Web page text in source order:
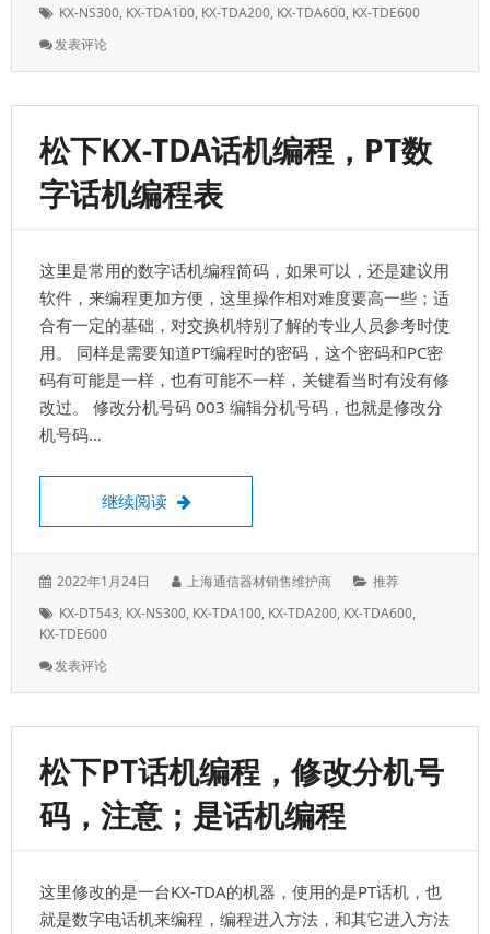
标
KX-NS300, KX-TDA100, KX-TDA200, KX-TDA600, KX-TDE600
发表评论: 松
话
换
机
更
换
更
换
掉
的
外
线
板
是
分
松下KX-TDA话机编程，PT数
字话机编程表
这里是常用的数字话机编程简码，如果可以，还是建议用
软件，来编程更加方便，这里操作相对难度要高一些；适
合有一定的基础，对交换机特别了解的专业人员参考时使
用。 同样是需要知道PT编程时的密码，这个密码和PC密
码有可能是一样，也有可能不一样，关键看当时有没有修
改过。 修改分机号码 003 编辑分机号码，也就是修改分
机号码…
继续阅读 松下KX-TDA话机编程，PT数字话机编程表
发
于：
2022年1月24日
作
上海通信器材销售维护商
分
推荐
标
签：
KX-DT543, KX-NS300, KX-TDA100, KX-TDA200, KX-TDA600,
KX-TDE600
发表评论: 松
TDA
机
编
程，
PT
话
机
松下PT话机编程，修改分机号
码，注意；是话机编程
这里修改的是一台KX-TDA的机器，使用的是PT话机，也
就是数字电话机来编程，编程进入方法，和其它进入方法